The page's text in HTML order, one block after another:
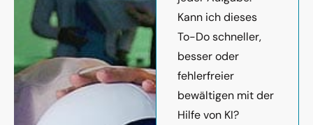
Kann ich dieses
To-Do schneller,
besser oder
fehlerfreier
bewältigen mit der
Hilfe von KI?